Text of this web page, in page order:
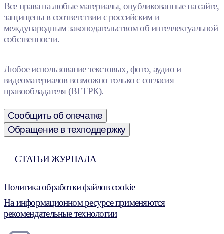
Все права на любые материалы, опубликованные на сайте,
защищены в соответствии с российским и
международным законодательством об интеллектуальной
собственности.
Любое использование текстовых, фото, аудио и
видеоматериалов возможно только с согласия
правообладателя (ВГТРК).
Сообщить об опечатке
Обращение в техподдержку
СТАТЬИ ЖУРНАЛА
Политика обработки файлов cookie
На информационном ресурсе применяются
рекомендательные технологии